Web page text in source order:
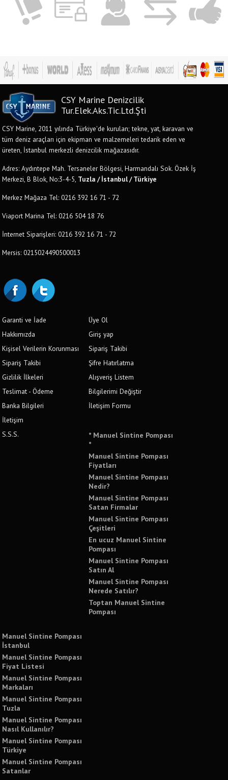
CSY Marine Denizcilik
Tur.Elek.Aks.Tic.Ltd.Şti
CSY Marine, 2011 yılında Türkiye'de kurulan; tekne, yat, karavan ve
tüm deniz araçları için ekipman ve malzemeleri tedarik eden ve
üreten, İstanbul merkezli denizcilik mağazasıdır.
Adres: Aydıntepe Mah. Tersaneler Bölgesi, Harmandalı Sok. Özek İş
Merkezi, B Blok, No:3-4-5, Tuzla / İstanbul / Türkiye
Merkez Mağaza Tel: 0216 392 16 71 - 72
Viaport Marina Tel: 0216 504 18 76
İnternet Siparişleri: 0216 392 16 71 - 72
Mersis: 0215024490500013
Garanti ve İade
Hakkımızda
Kişisel Verilerin Korunması
Sipariş Takibi
Gizlilik İlkeleri
Teslimat - Ödeme
Banka Bilgileri
İletişim
S.S.S.
Üye Ol
Giriş yap
Sipariş Takibi
Şifre Hatırlatma
Alışveriş Listem
Bilgilerimi Değiştir
İletişim Formu
* Manuel Sintine Pompası
*
Manuel Sintine Pompası
Fiyatları
Manuel Sintine Pompası
Nedir?
Manuel Sintine Pompası
Satan Firmalar
Manuel Sintine Pompası
Çeşitleri
En ucuz Manuel Sintine
Pompası
Manuel Sintine Pompası
Satın Al
Manuel Sintine Pompası
Nerede Satılır?
Toptan Manuel Sintine
Pompası
Manuel Sintine Pompası
İstanbul
Manuel Sintine Pompası
Fiyat Listesi
Manuel Sintine Pompası
Markaları
Manuel Sintine Pompası
Tuzla
Manuel Sintine Pompası
Nasıl Kullanılır?
Manuel Sintine Pompası
Türkiye
Manuel Sintine Pompası
Satanlar